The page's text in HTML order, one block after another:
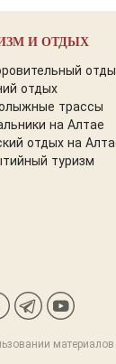
И ОТДЫХ
отдых
трассы
на Алтае
отдых на
туризм